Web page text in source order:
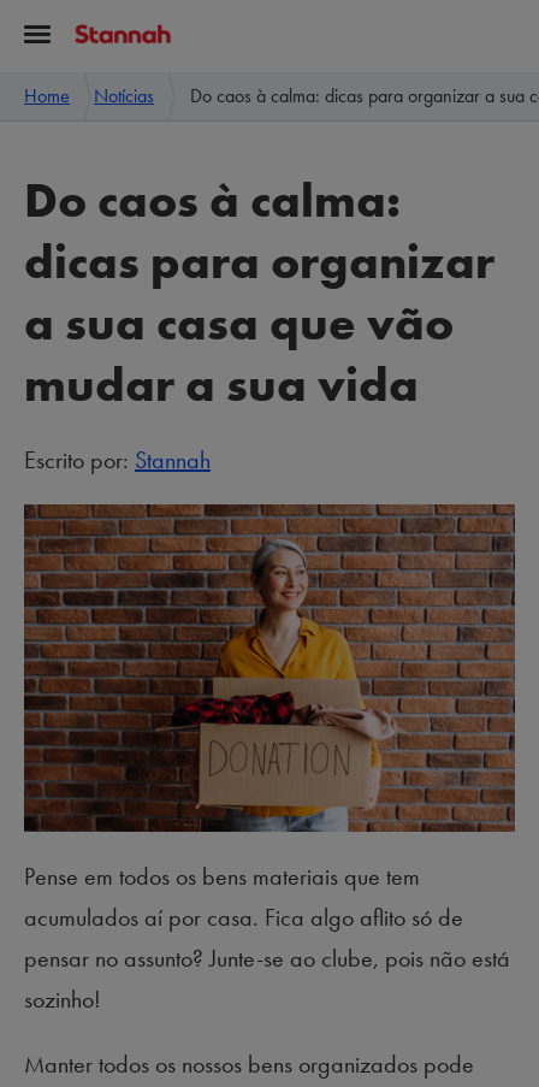
Home Notícias Do caos à calma: dicas para organizar a sua
Do caos à calma:
dicas para organizar
a sua casa que vão
mudar a sua vida
Escrito por: Stannah
Pense em todos os bens materiais que tem
acumulados aí por casa. Fica algo aflito só de
pensar no assunto? Junte-se ao clube, pois não está
sozinho!
Manter todos os nossos bens organizados pode